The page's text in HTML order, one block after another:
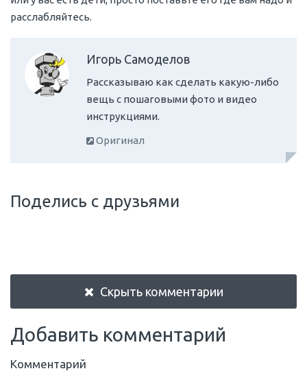
расслабляйтесь.
Игорь Самоделов
Рассказываю как сделать какую-либо
вещь с пошаговыми фото и видео
инструкциями.
Оригинал
Поделись с друзьями
Скрыть комментарии
Добавить комментарий
Комментарий